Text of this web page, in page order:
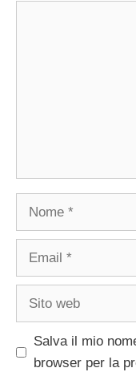
Nome
Email
Sito
Salva il mio
browser per la